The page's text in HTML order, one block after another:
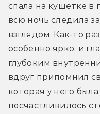
спала на кушетке в
всю ночь следила
взглядом. Как-то
особенно ярко, и
глубоким
вдруг припомнил
которая у него
посчастливилось